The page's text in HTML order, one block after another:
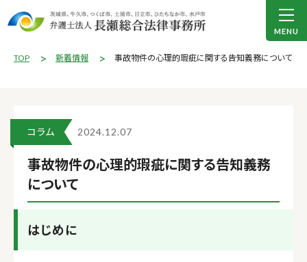
TOP 新着情報 事故物件の心理的瑕疵に関する告知義務について
コラム 2024.12.07
事故物件の心理的瑕疵に関する告知義務
について
はじめに